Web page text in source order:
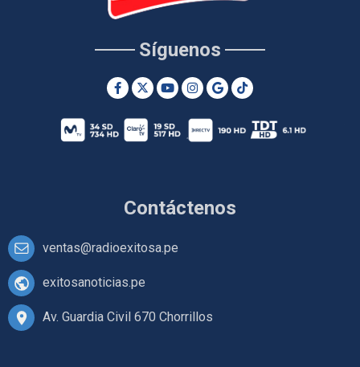
Contáctenos
ventas@radioexitosa.pe
exitosanoticias.pe
Av. Guardia Civil 670 Chorrillos
Síguenos